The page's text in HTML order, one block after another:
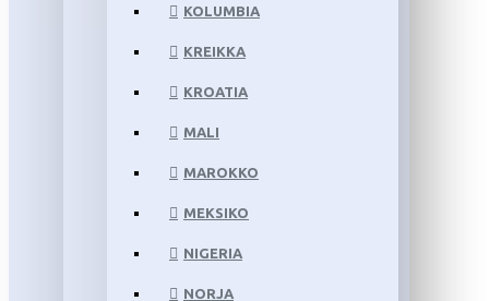
KOLUMBIA
KREIKKA
KROATIA
MALI
MAROKKO
MEKSIKO
NIGERIA
NORJA